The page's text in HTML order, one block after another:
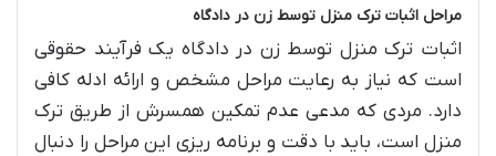
مراحل اثبات ترک منزل توسط زن در دادگاه
اثبات ترک منزل توسط زن در دادگاه یک فرآیند حقوقی
است که نیاز به رعایت مراحل مشخص و ارائه ادله کافی
دارد. مردی که مدعی عدم تمکین همسرش از طریق ترک
منزل است، باید با دقت و برنامه ریزی این مراحل را دنبال